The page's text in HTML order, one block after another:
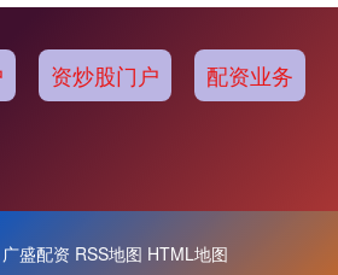
资炒股门户 配资业务
广盛配资 RSS地图 HTML地图